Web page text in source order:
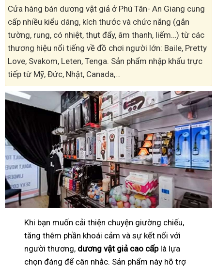
Cửa hàng bán dương vật giả ở Phú Tân- An Giang cung
cấp nhiều kiểu dáng, kích thước và chức năng (gắn
tường, rung, có nhiệt, thụt đẩy, âm thanh, liếm…) từ các
thương hiệu nổi tiếng về đồ chơi người lớn: Baile, Pretty
Love, Svakom, Leten, Tenga. Sản phẩm nhập khẩu trực
tiếp từ Mỹ, Đức, Nhật, Canada,…
Khi bạn muốn cải thiện chuyện giường chiếu,
tăng thêm phần khoái cảm và sự kết nối với
người thương, dương vật giả cao cấplà lựa
chọn đáng để cân nhắc. Sản phẩm này hỗ trợ